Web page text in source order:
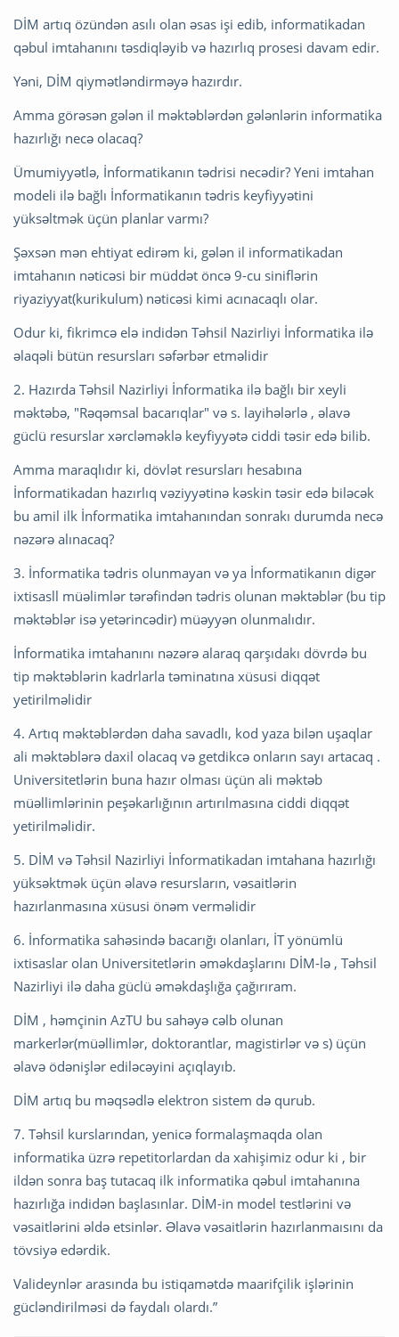
DİM artıq özündən asılı olan əsas işi edib, informatikadan
qəbul imtahanını təsdiqləyib və hazırlıq prosesi davam edir.
Yəni, DİM qiymətləndirməyə hazırdır.
Amma görəsən gələn il məktəblərdən gələnlərin informatika
hazırlığı necə olacaq?
Ümumiyyətlə, İnformatikanın tədrisi necədir? Yeni imtahan
modeli ilə bağlı İnformatikanın tədris keyfiyyətini
yüksəltmək üçün planlar varmı?
Şəxsən mən ehtiyat edirəm ki, gələn il informatikadan
imtahanın nəticəsi bir müddət öncə 9-cu siniflərin
riyaziyyat(kurikulum) nəticəsi kimi acınacaqlı olar.
Odur ki, fikrimcə elə indidən Təhsil Nazirliyi İnformatika ilə
əlaqəli bütün resursları səfərbər etməlidir
2. Hazırda Təhsil Nazirliyi İnformatika ilə bağlı bir xeyli
məktəbə, "Rəqəmsal bacarıqlar" və s. layihələrlə , əlavə
güclü resurslar xərcləməklə keyfiyyətə ciddi təsir edə bilib.
Amma maraqlıdır ki, dövlət resursları hesabına
İnformatikadan hazırlıq vəziyyətinə kəskin təsir edə biləcək
bu amil ilk İnformatika imtahanından sonrakı durumda necə
nəzərə alınacaq?
3. İnformatika tədris olunmayan və ya İnformatikanın digər
ixtisasll müəlimlər tərəfindən tədris olunan məktəblər (bu tip
məktəblər isə yetərincədir) müəyyən olunmalıdır.
İnformatika imtahanını nəzərə alaraq qarşıdakı dövrdə bu
tip məktəblərin kadrlarla təminatına xüsusi diqqət
yetirilməlidir
4. Artıq məktəblərdən daha savadlı, kod yaza bilən uşaqlar
ali məktəblərə daxil olacaq və getdikcə onların sayı artacaq .
Universitetlərin buna hazır olması üçün ali məktəb
müəllimlərinin peşəkarlığının artırılmasına ciddi diqqət
yetirilməlidir.
5. DİM və Təhsil Nazirliyi İnformatikadan imtahana hazırlığı
yüksəktmək üçün əlavə resursların, vəsaitlərin
hazırlanmasına xüsusi önəm verməlidir
6. İnformatika sahəsində bacarığı olanları, İT yönümlü
ixtisaslar olan Universitetlərin əməkdaşlarını DİM-lə , Təhsil
Nazirliyi ilə daha güclü əməkdaşlığa çağırıram.
DİM , həmçinin AzTU bu sahəyə cəlb olunan
markerlər(müəllimlər, doktorantlar, magistirlər və s) üçün
əlavə ödənişlər ediləcəyini açıqlayıb.
DİM artıq bu məqsədlə elektron sistem də qurub.
7. Təhsil kurslarından, yenicə formalaşmaqda olan
informatika üzrə repetitorlardan da xahişimiz odur ki , bir
ildən sonra baş tutacaq ilk informatika qəbul imtahanına
hazırlığa indidən başlasınlar. DİM-in model testlərini və
vəsaitlərini əldə etsinlər. Əlavə vəsaitlərin hazırlanmaısını da
tövsiyə edərdik.
Valideynlər arasında bu istiqamətdə maarifçilik işlərinin
gücləndirilməsi də faydalı olardı.”